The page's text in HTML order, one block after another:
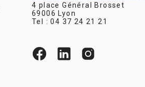
4 place Général
69006 Lyon
Tel :04 37 24 21 21